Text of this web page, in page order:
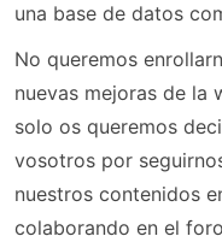
una base de datos
No queremos
nuevas mejoras de la
solo os queremos
vosotros por
nuestros contenidos
colaborando en el